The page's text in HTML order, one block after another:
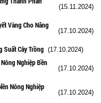
(15.11.2024)
Vàng Cho Năng
(17.10.2024)
Suất Cây Trồng (17.10.2024)
Nghiệp Bền
(17.10.2024)
Nông Nghiệp
(17.10.2024)